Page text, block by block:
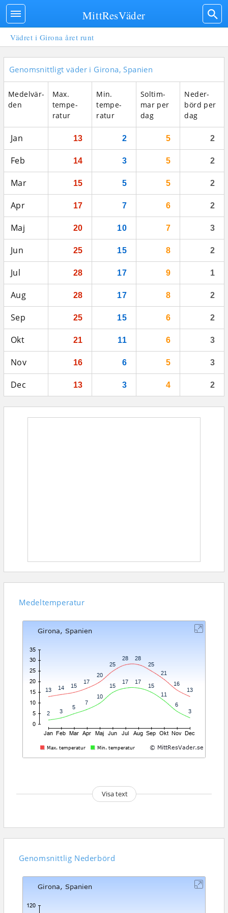
Vädret i Girona året runt
Genomsnittligt väder i Girona, Spanien
Medel­vär­
den
Max.
tempe­
ratur
Min.
tempe­
ratur
Sol­tim­
mar per
dag
Neder­
börd per
dag
Jan 13 2 5 2
Feb 14 3 5 2
Mar 15 5 5 2
Apr 17 7 6 2
Maj 20 10 7 3
Jun 25 15 8 2
Jul 28 17 9 1
Aug 28 17 8 2
Sep 25 15 6 2
Okt 21 11 6 3
Nov 16 6 5 3
Dec 13 3 4 2
Medeltemperatur
Visa text
Genomsnittlig Nederbörd
MittResVäder